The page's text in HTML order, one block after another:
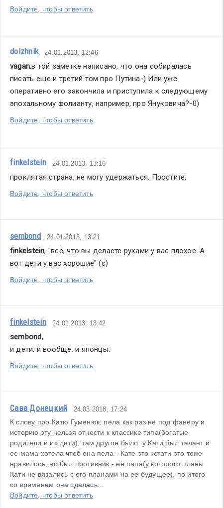
Войдите, чтобы ответить
dolzhnik 24.01.2013, 12:46
vagan,в той заметке написано, что она собиралась
писать еще и третий том про Путина-) Или уже
оперативно его закончила и приступила к следующему
эпохальному фолианту, например, про Януковича?-0)
Войдите, чтобы ответить
finkelstein 24.01.2013, 13:16
проклятая страна, не могу удержаться. Простите.
Войдите, чтобы ответить
sembond 24.01.2013, 13:21
finkelstein, "всё, что вы делаете руками у вас плохое. А
вот дети у вас хорошие" (с)
Войдите, чтобы ответить
finkelstein 24.01.2013, 13:42
sembond,
и дети. и вообще. и японцы.
Войдите, чтобы ответить
Сава Донецкий 24.03.2018, 17:24
К слову про Катю Гуменюк: пела как раз не под фанеру и
историю эту нельзя отнести к классике типа(богатые
родители и их дети), там другое было: у Кати был талант и
ее мама хотела чтоб она пела - Кате это кстати это тоже
нравилось, но был противник - её папа(у которого планы
Кати не вязались с его планами на ее будущее), по итого
со временем она сдалась...
Войдите, чтобы ответить